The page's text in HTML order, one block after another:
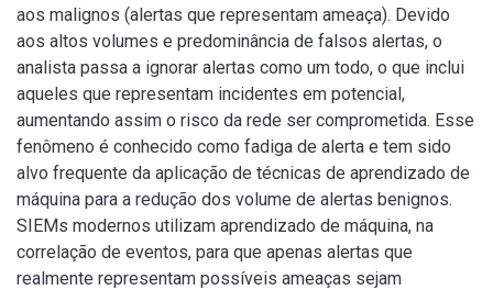
aos malignos (alertas que representam ameaça). Devido
aos altos volumes e predominância de falsos alertas, o
analista passa a ignorar alertas como um todo, o que inclui
aqueles que representam incidentes em potencial,
aumentando assim o risco da rede ser comprometida. Esse
fenômeno é conhecido como fadiga de alerta e tem sido
alvo frequente da aplicação de técnicas de aprendizado de
máquina para a redução dos volume de alertas benignos.
SIEMs modernos utilizam aprendizado de máquina, na
correlação de eventos, para que apenas alertas que
realmente representam possíveis ameaças sejam